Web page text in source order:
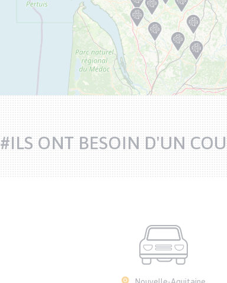
PERMANENCES LOCALES
TRANSPORTS SOLIDAIRES
SIÈGE DÉLÉGATION
#ILS ONT BESOIN D'UN